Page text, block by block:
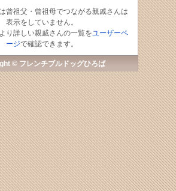
曾祖父・曾祖母でつながる親戚さんは
表示をしていません。
り詳しい親戚さんの一覧をユーザーペ
ージで確認できます。
© フレンチブルドッグひろば